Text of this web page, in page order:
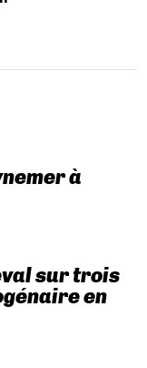
à
sur trois
en